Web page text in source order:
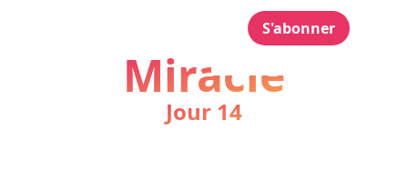
S'abonner
Miracle
Jour 14